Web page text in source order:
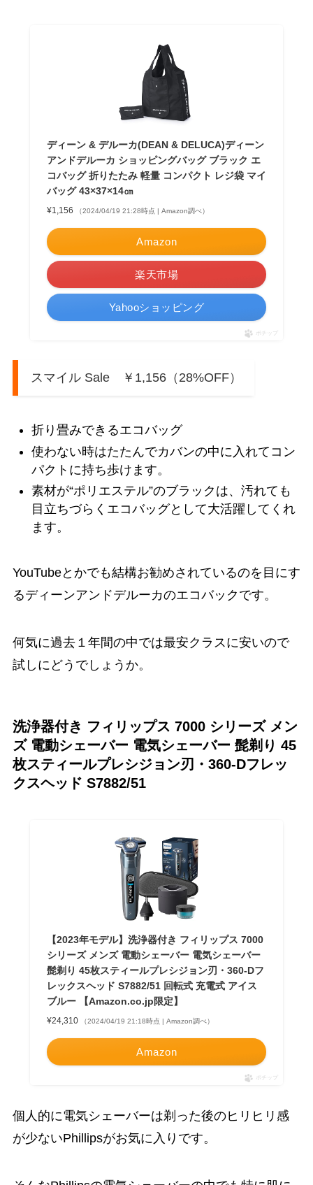
ディーン & デルーカ(DEAN & DELUCA)ディーン
アンドデルーカ ショッピングバッグ ブラック エ
コバッグ 折りたたみ 軽量 コンパクト レジ袋 マイ
バッグ 43×37×14㎝
¥1,156 （2024/04/19 21:28時点 | Amazon調べ）
Amazon
楽天市場
Yahooショッピング
ポチップ
スマイル Sale ￥1,156（28%OFF）
折り畳みできるエコバッグ
使わない時はたたんでカバンの中に入れてコン
パクトに持ち歩けます。
素材が“ポリエステル”のブラックは、汚れても
目立ちづらくエコバッグとして大活躍してくれ
ます。
YouTubeとかでも結構お勧めされているのを目にす
るディーンアンドデルーカのエコバックです。
何気に過去１年間の中では最安クラスに安いので
試しにどうでしょうか。
洗浄器付き フィリップス 7000 シリーズ メン
ズ 電動シェーバー 電気シェーバー 髭剃り 45
枚スティールプレシジョン刃・360-Dフレッ
クスヘッド S7882/51
【2023年モデル】洗浄器付き フィリップス 7000
シリーズ メンズ 電動シェーバー 電気シェーバー
髭剃り 45枚スティールプレシジョン刃・360-Dフ
レックスヘッド S7882/51 回転式 充電式 アイス
ブルー 【Amazon.co.jp限定】
¥24,310 （2024/04/19 21:18時点 | Amazon調べ）
Amazon
ポチップ
個人的に電気シェーバーは剃った後のヒリヒリ感
が少ないPhillipsがお気に入りです。